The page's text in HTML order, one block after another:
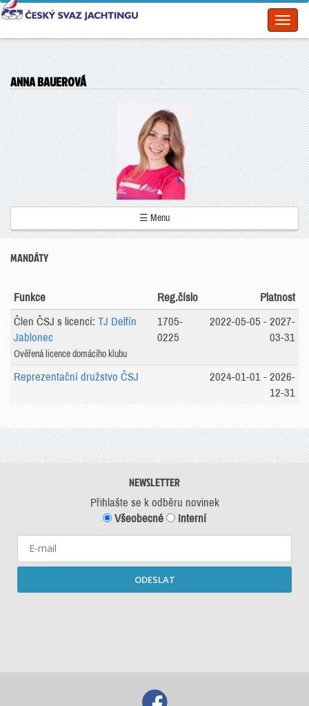
ANNA BAUEROVÁ
☰ Menu
MANDÁTY
Funkce Reg.číslo Platnost
Člen ČSJ s licencí: TJ Delfín
Jablonec
Ověřená licence domácího klubu
1705-
0225
2022-05-05 - 2027-
03-31
Reprezentační družstvo ČSJ
2024-01-01 - 2026-
12-31
NEWSLETTER
Přihlašte se k odběru novinek
Všeobecné
Interní
ODESLAT